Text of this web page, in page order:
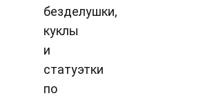
безделушки,
куклы
и
статуэтки
по